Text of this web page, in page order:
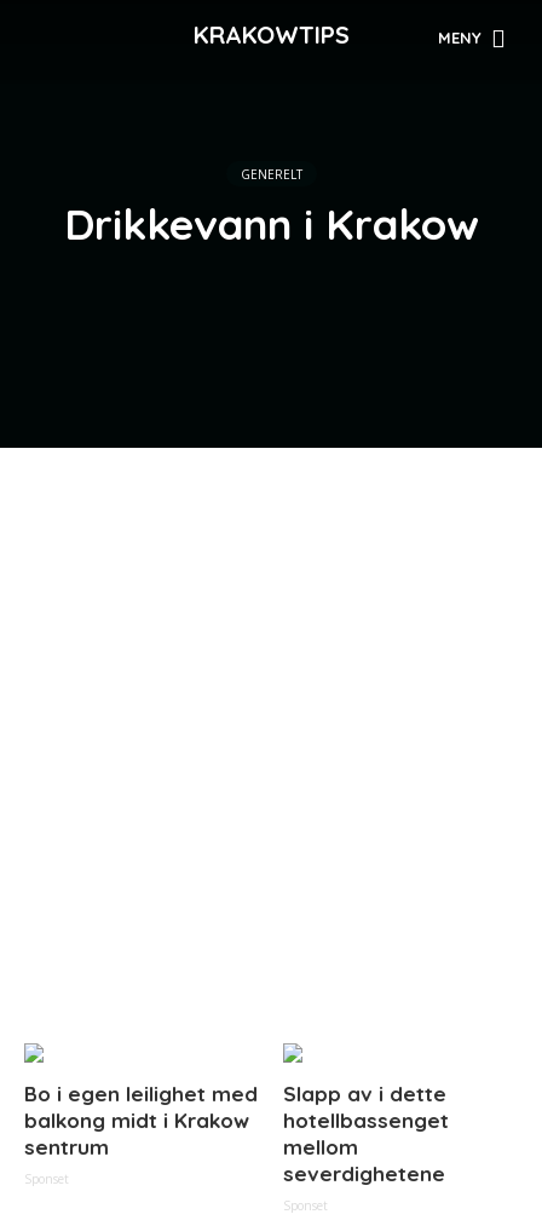
KRAKOWTIPS MENY
GENERELT
Drikkevann i Krakow
Bo i egen leilighet med
balkong midt i Krakow
sentrum
Sponset
Slapp av i dette
hotellbassenget
mellom
severdighetene
Sponset